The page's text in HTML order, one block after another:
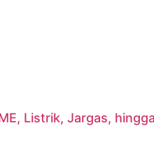
Listrik, Jargas,